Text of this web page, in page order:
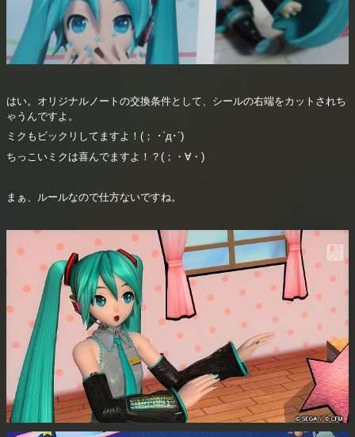
はい。オリジナルノートの交換条件として、シールの右端をカットされち
ゃうんですよ。
ミクもビックリしてますよ！(； ･`д･´)
ちっこいミクは喜んでますよ！？(；・∀・)
まぁ、ルールなので仕方ないですね。